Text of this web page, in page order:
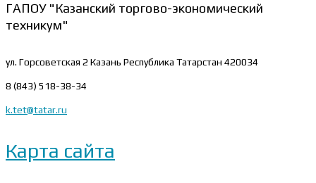
ГАПОУ "Казанский торгово-экономический
техникум"
ул. Горсоветская 2 Казань Республика Татарстан 420034
8 (843) 518-38-34
k.tet@tatar.ru
Карта сайта